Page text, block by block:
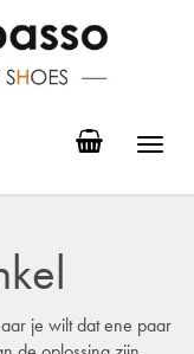
je wilt dat ene paar